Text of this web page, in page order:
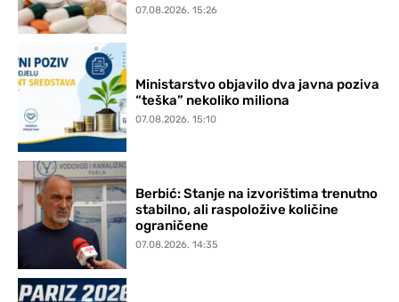
07.08.2026. 15:26
Ministarstvo objavilo dva javna poziva
“teška” nekoliko miliona
07.08.2026. 15:10
Berbić: Stanje na izvorištima trenutno
stabilno, ali raspoložive količine
ograničene
07.08.2026. 14:35